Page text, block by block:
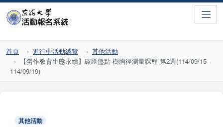
首頁 進行中活動總覽
其他活動
【勞作教育生態永續】碳匯盤點-樹胸徑測量課程-第2週(114/09/15-
114/09/19)
其他活動